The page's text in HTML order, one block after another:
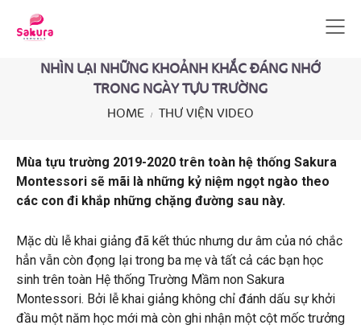
NHÌN LẠI NHỮNG KHOẢNH KHẮC ĐÁNG NHỚ
TRONG NGÀY TỰU TRƯỜNG
HOME THƯ VIỆN VIDEO
Mùa tựu trường 2019-2020 trên toàn hệ thống Sakura
Montessori sẽ mãi là những kỷ niệm ngọt ngào theo
các con đi khắp những chặng đường sau này.
Mặc dù lễ khai giảng đã kết thúc nhưng dư âm của nó chắc
hẳn vẫn còn đọng lại trong ba mẹ và tất cả các bạn học
sinh trên toàn Hệ thống Trường Mầm non Sakura
Montessori. Bởi lễ khai giảng không chỉ đánh dấu sự khởi
đầu một năm học mới mà còn ghi nhận một cột mốc trưởng